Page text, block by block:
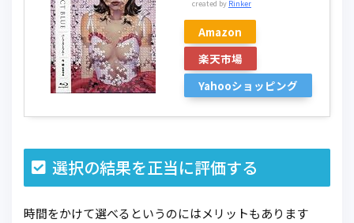
created by Rinker
Amazon
楽天市場
Yahooショッピング
選択の結果を正当に評価する
時間をかけて選べるというのにはメリットもあります